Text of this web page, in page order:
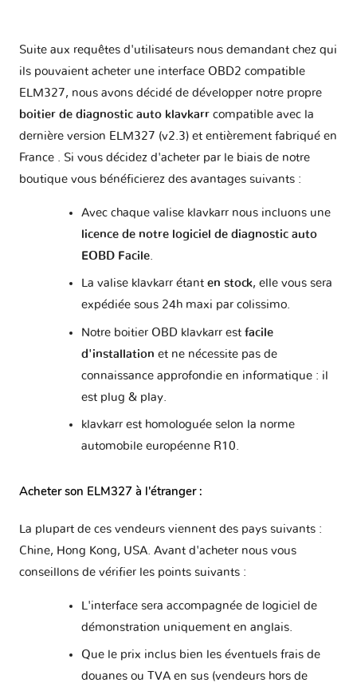
Suite aux requêtes d'utilisateurs nous demandant chez qui
ils pouvaient acheter une interface OBD2 compatible
ELM327, nous avons décidé de développer notre propre
boitier de diagnostic auto klavkarr compatible avec la
dernière version ELM327 (v2.3) et entièrement fabriqué en
France . Si vous décidez d'acheter par le biais de notre
boutique vous bénéficierez des avantages suivants :
Avec chaque valise klavkarr nous incluons une
licence de notre logiciel de diagnostic auto
EOBD Facile.
La valise klavkarr étant en stock, elle vous sera
expédiée sous 24h maxi par colissimo.
Notre boitier OBD klavkarr est facile
d'installation et ne nécessite pas de
connaissance approfondie en informatique : il
est plug & play.
klavkarr est homologuée selon la norme
automobile européenne R10.
Acheter son ELM327 à l'étranger :
La plupart de ces vendeurs viennent des pays suivants :
Chine, Hong Kong, USA. Avant d'acheter nous vous
conseillons de vérifier les points suivants :
L'interface sera accompagnée de logiciel de
démonstration uniquement en anglais.
Que le prix inclus bien les éventuels frais de
douanes ou TVA en sus (vendeurs hors de